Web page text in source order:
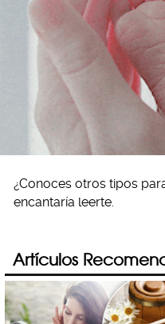
¿Conoces otros tipos
encantaría leerte.
Artículos